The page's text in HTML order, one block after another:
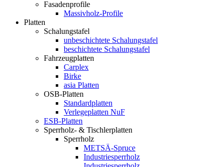
Fasadenprofile
Massivholz-Profile
Platten
Schalungstafel
unbeschichtete Schalungstafel
beschichtete Schalungstafel
Fahrzeugplatten
Carplex
Birke
asia Platten
OSB-Platten
Standardplatten
Verlegeplatten NuF
ESB-Platten
Sperrholz- & Tischlerplatten
Sperrholz
METSÄ-Spruce
Industriesperrholz